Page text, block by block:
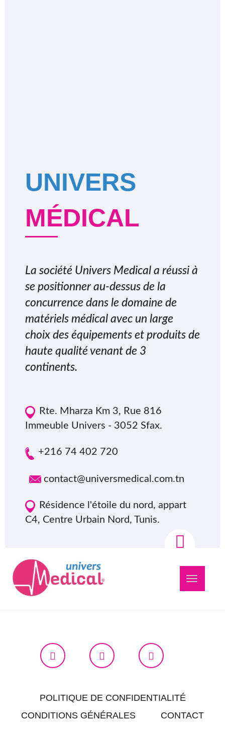
UNIVERS
MÉDICAL
La société Univers Medical a réussi à
se positionner au-dessus de la
concurrence dans le domaine de
matériels médical avec un large
choix des équipements et produits de
haute qualité venant de 3
continents.
Rte. Mharza Km 3, Rue 816
Immeuble Univers - 3052 Sfax.
+216 74 402 720
contact@universmedical.com.tn
Résidence l'étoile du nord, appart
C4, Centre Urbain Nord, Tunis.
Navigation
POLITIQUE DE CONFIDENTIALITÉ
CONDITIONS GÉNÉRALES
CONTACT